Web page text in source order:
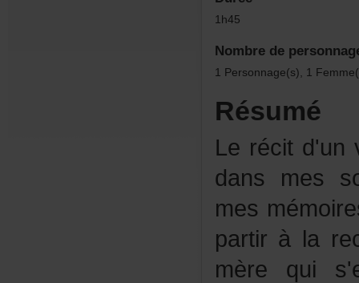
1h45
Résumé